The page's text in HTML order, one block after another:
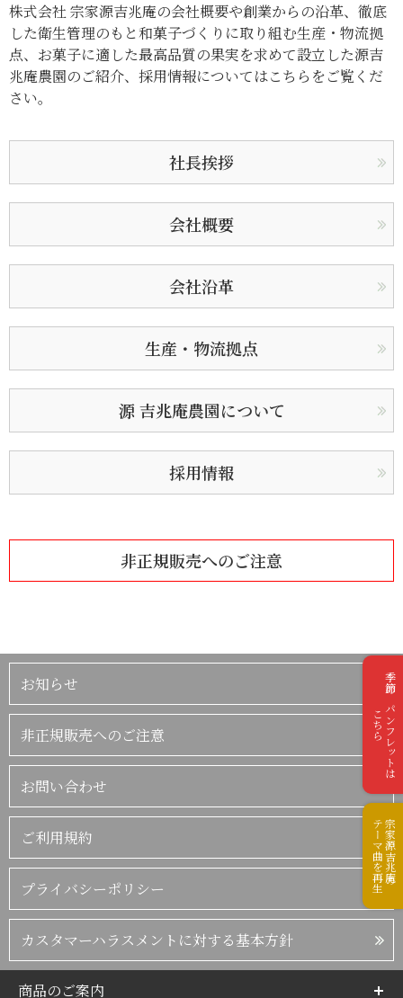
株式会社 宗家源吉兆庵の会社概要や創業からの沿革、 徹底
した衛生管理のもと和菓子づくりに取り組む生産・物流拠
点、 お菓子に適した最高品質の果実を求めて設立した源吉
兆庵農園のご紹介、採用情報についてはこちらをご覧くだ
さい。
社長挨拶
会社概要
会社沿革
生産・物流拠点
源 吉兆庵農園について
採用情報
非正規販売へのご注意
お知らせ
非正規販売へのご注意
お問い合わせ
ご利用規約
プライバシーポリシー
カスタマーハラスメントに対する基本方針
商品のご案内
季節のパンフレットは
こちら
宗家源吉兆庵の
テーマ曲を再生